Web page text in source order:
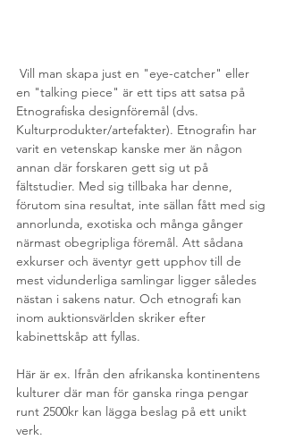
en "talking piece" är ett tips att satsa på
Etnografiska designföremål (dvs.
Kulturprodukter/artefakter). Etnografin har
varit en vetenskap kanske mer än någon
annan där forskaren gett sig ut på
fältstudier. Med sig tillbaka har denne,
förutom sina resultat, inte sällan fått med sig
annorlunda, exotiska och många gånger
närmast obegripliga föremål. Att sådana
exkurser och äventyr gett upphov till de
mest vidunderliga samlingar ligger således
nästan i sakens natur. Och etnografi kan
inom auktionsvärlden skriker efter
kabinettskåp att fyllas.
Här är ex. Ifrån den afrikanska kontinentens
kulturer där man för ganska ringa pengar
runt 2500kr kan lägga beslag på ett unikt
verk.